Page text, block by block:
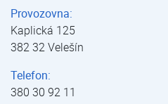
Provozovna:
Kaplická 125
382 32 Velešín
Telefon:
380 30 92 11